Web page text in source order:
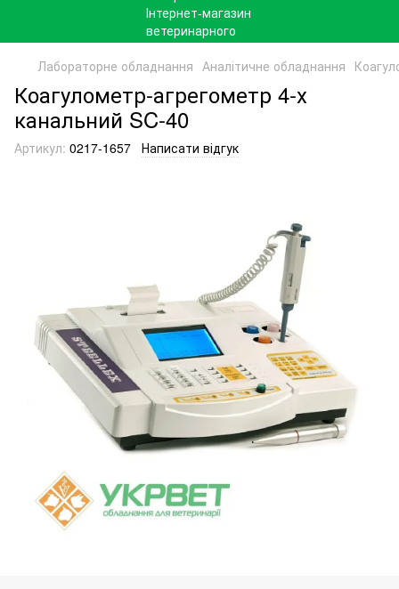
Лабораторне обладнання Аналітичне обладнання
Коагулометр-агрегометр 4-х
канальний SC-40
Артикул: 0217-1657 Написати відгук